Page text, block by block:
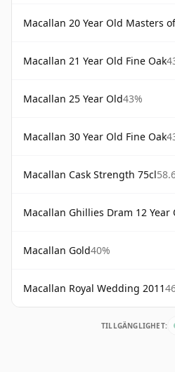
Macallan 20 Year Old Masters of
Macallan 21 Year Old Fine Oak
Macallan 25 Year Old43%
Macallan 30 Year Old Fine Oak
Macallan Cask Strength 75cl
Macallan Ghillies Dram 12 Year
Macallan Gold40%
Macallan Royal Wedding 2011
TILLGÄNGLIGHET: